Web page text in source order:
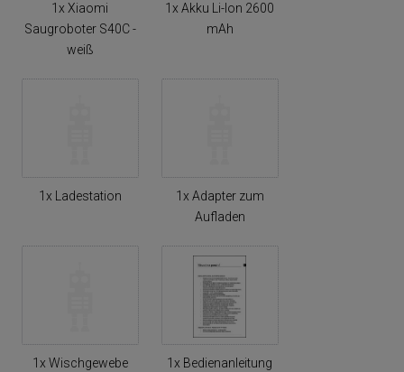
1x Xiaomi
Saugroboter S40C -
weiß
1x Akku Li-Ion 2600
mAh
1x Ladestation
1x Adapter zum
Aufladen
1x Wischgewebe 1x Bedienanleitung